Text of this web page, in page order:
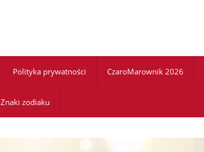
Polityka prywatności CzaroMarownik 2026
Znaki zodiaku